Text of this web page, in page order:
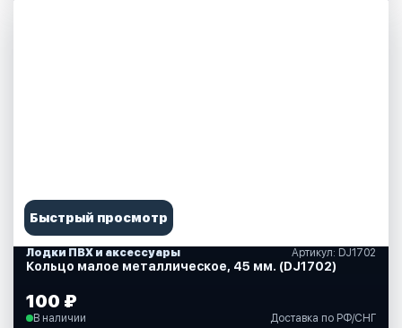
Быстрый просмотр
Лодки ПВХ и аксессуары Артикул: DJ1702
Кольцо малое металлическое, 45 мм. (DJ1702)
100 ₽
В наличии Доставка по РФ/СНГ